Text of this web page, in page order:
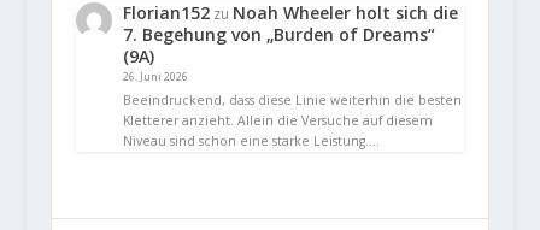
Florian152zu Noah Wheeler holt sich die
7. Begehung von „Burden of Dreams“
(9A)
26. Juni 2026
Beeindruckend, dass diese Linie weiterhin die besten
Kletterer anzieht. Allein die Versuche auf diesem
Niveau sind schon eine starke Leistung.…